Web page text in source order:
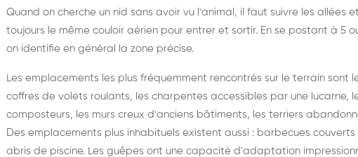
Quand on cherche un nid sans avoir vu l'animal, il faut suivre les allées
toujours le même couloir aérien pour entrer et sortir. En se postant à 5
on identifie en général la zone précise.
Les emplacements les plus fréquemment rencontrés sur le terrain sont
coffres de volets roulants, les charpentes accessibles par une lucarne,
composteurs, les murs creux d'anciens bâtiments, les terriers
Des emplacements plus inhabituels existent aussi : barbecues
abris de piscine. Les guêpes ont une capacité d'adaptation